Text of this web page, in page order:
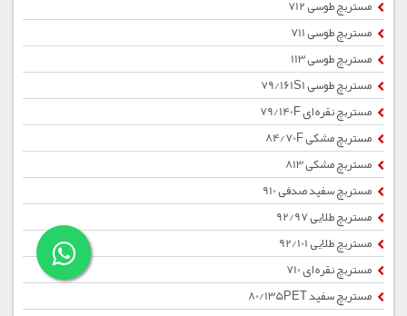
مستربچ طوسی 712
مستربچ طوسی 711
مستربچ طوسی 113
مستربچ طوسی 79/161S1
مستربچ نقره ای 79/140F
مستربچ مشکی 84/70F
مستربچ مشکی 813
مستربچ سفید صدفی 910
مستربچ طلایی 92/97
مستربچ طلایی 92/101
مستربچ نقره ای 710
مستربچ سفید 80/135PET